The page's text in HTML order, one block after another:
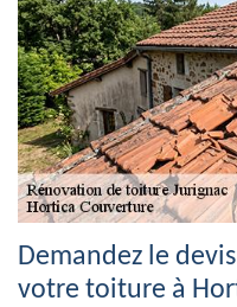
Demandez le
votre toiture à